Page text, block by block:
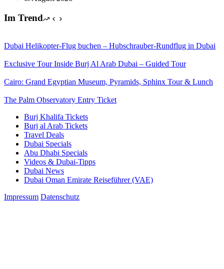
Im Trend
Dubai Helikopter-Flug buchen – Hubschrauber-Rundflug in Dubai
Exclusive Tour Inside Burj Al Arab Dubai – Guided Tour
Cairo: Grand Egyptian Museum, Pyramids, Sphinx Tour & Lunch
The Palm Observatory Entry Ticket
Burj Khalifa Tickets
Burj al Arab Tickets
Travel Deals
Dubai Specials
Abu Dhabi Specials
Videos & Dubai-Tipps
Dubai News
Dubai Oman Emirate Reiseführer (VAE)
Impressum Datenschutz